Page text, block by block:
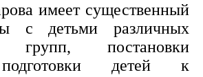
имеет существенный
с детьми различных
групп, постановки
детей к